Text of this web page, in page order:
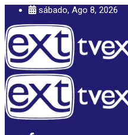
sábado, Ago 8, 2026